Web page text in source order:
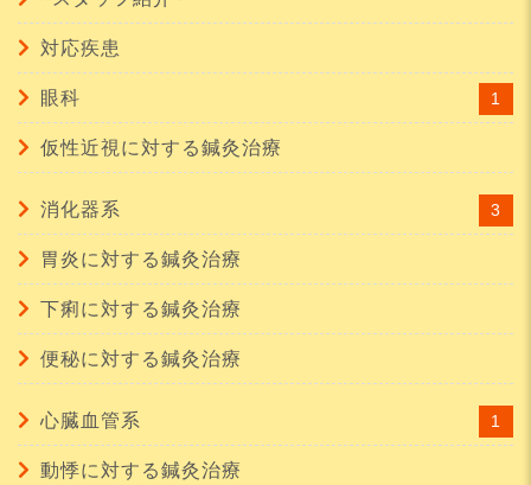
対応疾患
眼科 1
仮性近視に対する鍼灸治療
消化器系 3
胃炎に対する鍼灸治療
下痢に対する鍼灸治療
便秘に対する鍼灸治療
心臓血管系 1
動悸に対する鍼灸治療